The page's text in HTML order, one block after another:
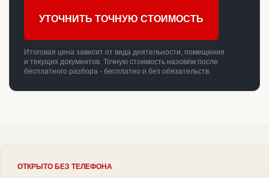
УТОЧНИТЬ ТОЧНУЮ СТОИМОСТЬ
Итоговая цена зависит от вида деятельности, помещения
и текущих документов. Точную стоимость назовём после
бесплатного разбора - бесплатно и без обязательств.
ОТКРЫТО БЕЗ ТЕЛЕФОНА